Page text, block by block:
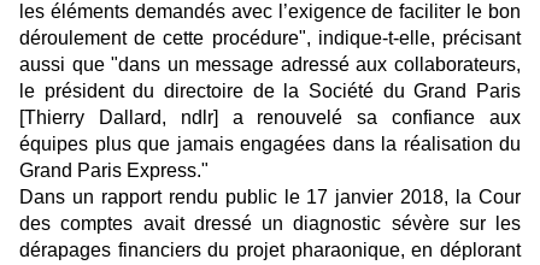
les éléments demandés avec l’exigence de faciliter le bon
déroulement de cette procédure", indique-t-elle, précisant
aussi que "dans un message adressé aux collaborateurs,
le président du directoire de la Société du Grand Paris
[Thierry Dallard, ndlr] a renouvelé sa confiance aux
équipes plus que jamais engagées dans la réalisation du
Grand Paris Express."
Dans un rapport rendu public le 17 janvier 2018, la Cour
des comptes avait dressé un diagnostic sévère sur les
dérapages financiers du projet pharaonique, en déplorant